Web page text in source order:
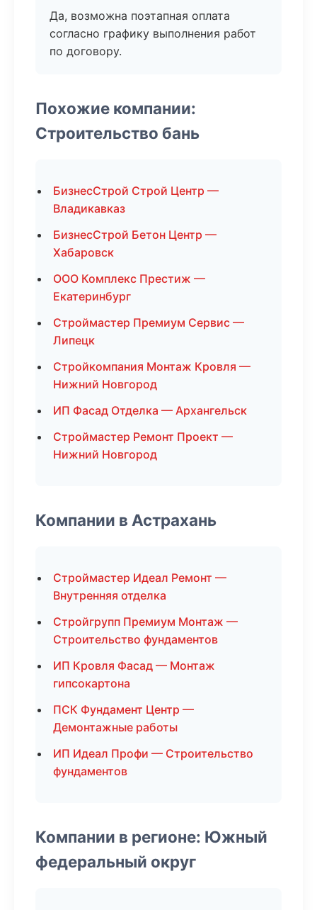
Да, возможна поэтапная оплата
согласно графику выполнения работ
по договору.
Похожие компании:
Строительство бань
БизнесСтрой Строй Центр —
Владикавказ
БизнесСтрой Бетон Центр —
Хабаровск
ООО Комплекс Престиж —
Екатеринбург
Строймастер Премиум Сервис —
Липецк
Стройкомпания Монтаж Кровля —
Нижний Новгород
ИП Фасад Отделка — Архангельск
Строймастер Ремонт Проект —
Нижний Новгород
Компании в Астрахань
Строймастер Идеал Ремонт —
Внутренняя отделка
Стройгрупп Премиум Монтаж —
Строительство фундаментов
ИП Кровля Фасад — Монтаж
гипсокартона
ПСК Фундамент Центр —
Демонтажные работы
ИП Идеал Профи — Строительство
фундаментов
Компании в регионе: Южный
федеральный округ